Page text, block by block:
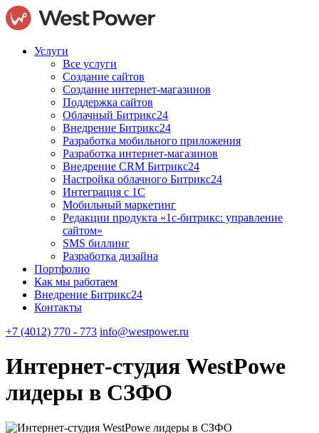
Услуги
Все услуги
Создание сайтов
Создание интернет-магазинов
Поддержка сайтов
Облачный Битрикс24
Внедрение Битрикс24
Разработка мобильного приложения
Разработка интернет-магазинов
Внедрение CRM Битрикс24
Настройка облачного Битрикс24
Интеграция с 1С
Мобильный маркетинг
Редакции продукта «1с-битрикс: управление
сайтом»
SMS биллинг
Разработка дизайна
Портфолио
Как мы работаем
Внедрение Битрикс24
Контакты
+7 (4012) 770 - 773 info@westpower.ru
Интернет-студия WestPowe
лидеры в СЗФО